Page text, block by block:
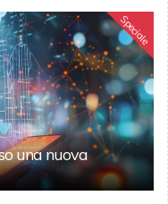
Speciale
una nuova